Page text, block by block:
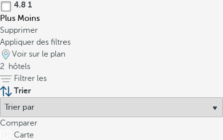
4.8 1
Plus Moins
Supprimer
Appliquer des filtres
Voir sur le plan
2
hôtels
Filtrer les
Trier
Comparer
Carte